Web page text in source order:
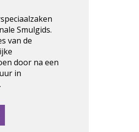
Smulgids.
van de
door na een
in